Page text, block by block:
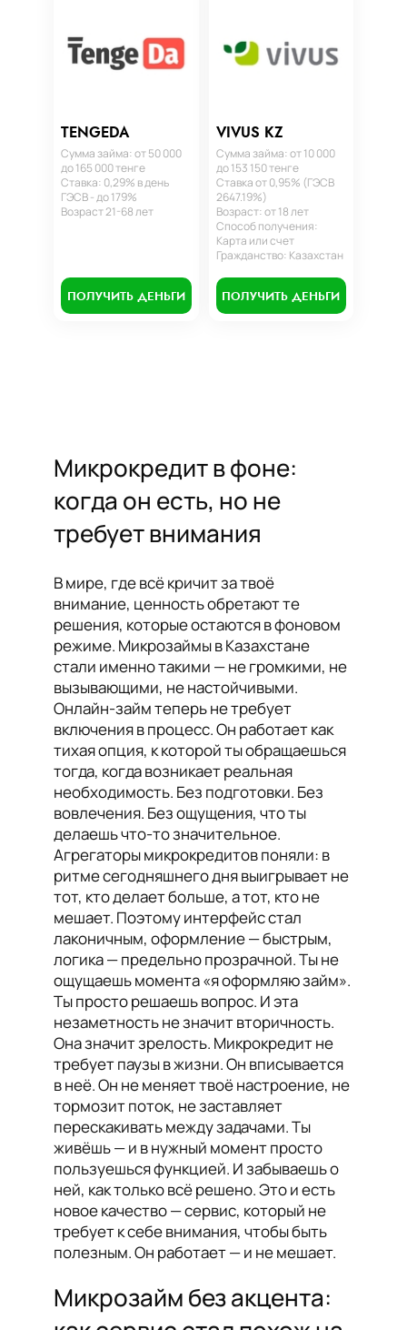
TENGEDA
Сумма займа: от 50 000
до 165 000 тенге
Ставка: 0,29% в день
ГЭСВ - до 179%
Возраст 21-68 лет
ПОЛУЧИТЬ ДЕНЬГИ
VIVUS KZ
Сумма займа: от 10 000
до 153 150 тенге
Ставка от 0,95% (ГЭСВ
2647.19%)
Возраст: от 18 лет
Способ получения:
Карта или счет
Гражданство: Казахстан
ПОЛУЧИТЬ ДЕНЬГИ
Микрокредит в фоне:
когда он есть, но не
требует внимания
В мире, где всё кричит за твоё
внимание, ценность обретают те
решения, которые остаются в фоновом
режиме. Микрозаймы в Казахстане
стали именно такими — не громкими, не
вызывающими, не настойчивыми.
Онлайн-займ теперь не требует
включения в процесс. Он работает как
тихая опция, к которой ты обращаешься
тогда, когда возникает реальная
необходимость. Без подготовки. Без
вовлечения. Без ощущения, что ты
делаешь что-то значительное.
Агрегаторы микрокредитов поняли: в
ритме сегодняшнего дня выигрывает не
тот, кто делает больше, а тот, кто не
мешает. Поэтому интерфейс стал
лаконичным, оформление — быстрым,
логика — предельно прозрачной. Ты не
ощущаешь момента «я оформляю займ».
Ты просто решаешь вопрос. И эта
незаметность не значит вторичность.
Она значит зрелость. Микрокредит не
требует паузы в жизни. Он вписывается
в неё. Он не меняет твоё настроение, не
тормозит поток, не заставляет
перескакивать между задачами. Ты
живёшь — и в нужный момент просто
пользуешься функцией. И забываешь о
ней, как только всё решено. Это и есть
новое качество — сервис, который не
требует к себе внимания, чтобы быть
полезным. Он работает — и не мешает.
Микрозайм без акцента: